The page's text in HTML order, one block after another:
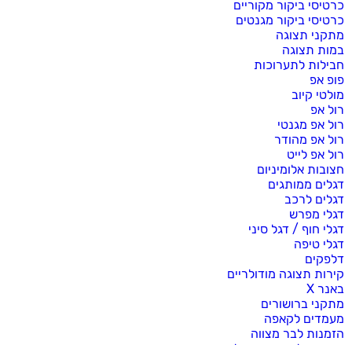
כרטיסי ביקור מקוריים
כרטיסי ביקור מגנטים
מתקני תצוגה
במות תצוגה
חבילות לתערוכות
פופ אפ
מולטי קיוב
רול אפ
רול אפ מגנטי
רול אפ מהודר
רול אפ לייט
חצובות אלומיניום
דגלים ממותגים
דגלים לרכב
דגלי מפרש
דגלי חוף / דגל סיני
דגלי טיפה
דלפקים
קירות תצוגה מודולריים
באנר X
מתקני ברושורים
מעמדים לקאפה
הזמנות לבר מצווה